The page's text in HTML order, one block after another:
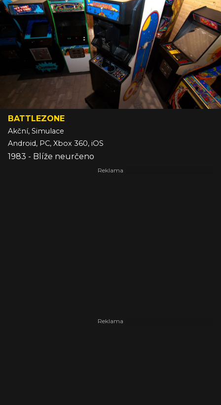
BATTLEZONE
Akční, Simulace
Android, PC, Xbox 360, iOS
1983 - Blíže neurčeno